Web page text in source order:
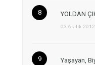
YOLDAN
03 Aralık 2012
Yaşayan,